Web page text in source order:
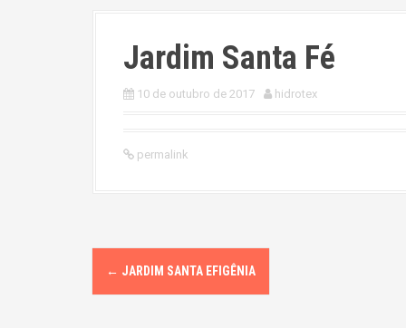
Jardim Santa Fé
10 de outubro de 2017 hidrotex
permalink
P
o
← JARDIM SANTA EFIGÊNIA